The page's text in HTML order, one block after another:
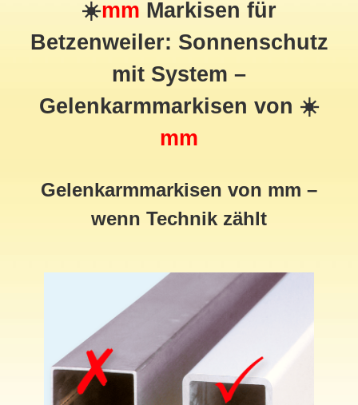
☀️mm Markisen für
Betzenweiler: Sonnenschutz
mit System –
Gelenkarmmarkisen von ☀️
mm
Gelenkarmmarkisen von mm –
wenn Technik zählt